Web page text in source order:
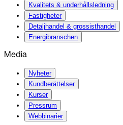
Kvalitets & underhållsledning
Fastigheter
Detaljhandel & grossisthandel
Energibranschen
Media
Nyheter
Kundberättelser
Kurser
Pressrum
Webbinarier